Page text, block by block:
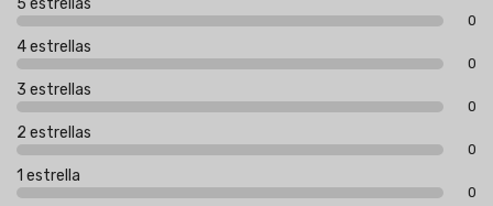
5 estrellas
0
4 estrellas
0
3 estrellas
0
2 estrellas
0
1 estrella
0